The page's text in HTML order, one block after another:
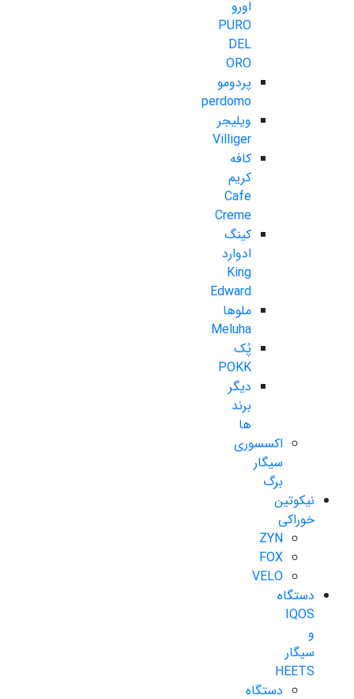
اورو
PURO
DEL
ORO
پردومو
perdomo
ویلیجر
Villiger
کافه
کریم
Cafe
Creme
کینگ
ادوارد
King
Edward
ملوها
Meluha
پُک
POKK
دیگر
برند
ها
اکسسوری
سیگار
برگ
نیکوتین
خوراکی
ZYN
FOX
VELO
دستگاه
IQOS
و
سیگار
HEETS
دستگاه